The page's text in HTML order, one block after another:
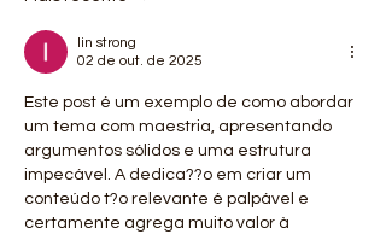
da 1ª Divisão de
Basquete em Cadeira
de Rodas.
lin strong
02 de out. de 2025
Este post é um exemplo de como abordar
um tema com maestria, apresentando
argumentos sólidos e uma estrutura
impecável. A dedica??o em criar um
conteúdo t?o relevante é palpável e
certamente agrega muito valor à